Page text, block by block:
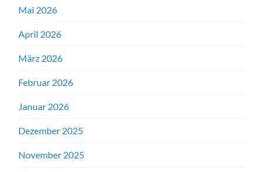
Mai 2026
April 2026
März 2026
Februar 2026
Januar 2026
Dezember 2025
November 2025